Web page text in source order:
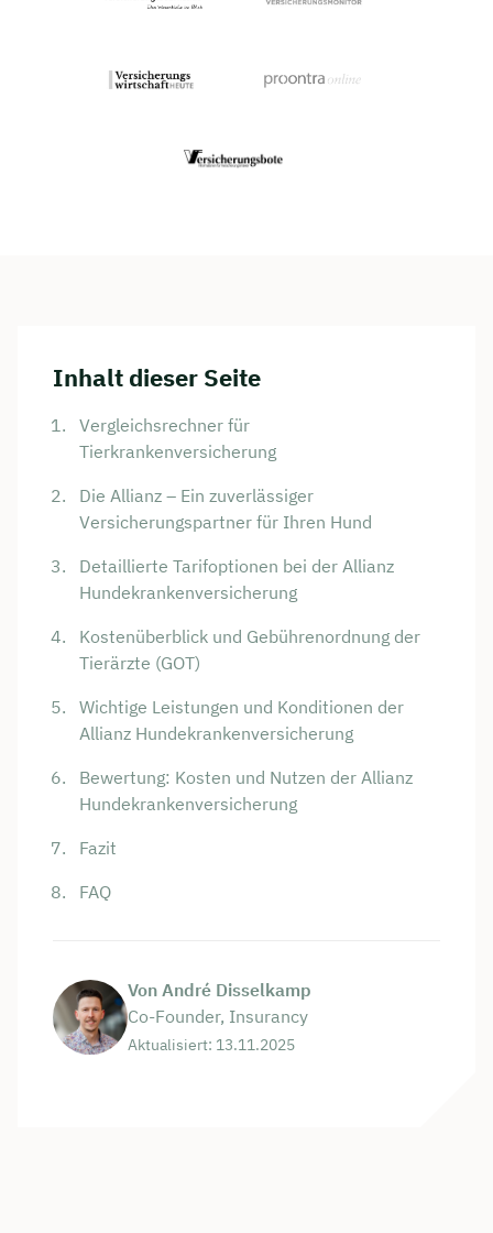
Inhalt dieser Seite
Vergleichsrechner für
Tierkrankenversicherung
Die Allianz – Ein zuverlässiger
Versicherungspartner für Ihren Hund
Detaillierte Tarifoptionen bei der Allianz
Hundekrankenversicherung
Kostenüberblick und Gebührenordnung der
Tierärzte (GOT)
Wichtige Leistungen und Konditionen der
Allianz Hundekrankenversicherung
Bewertung: Kosten und Nutzen der Allianz
Hundekrankenversicherung
Fazit
FAQ
Von André Disselkamp
Co-Founder, Insurancy
Aktualisiert: 13.11.2025